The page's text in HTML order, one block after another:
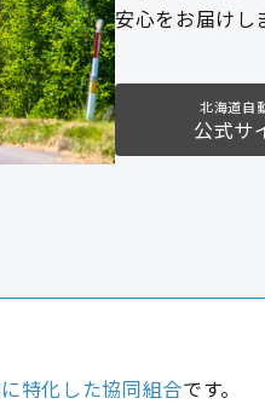
安心をお届けし
北海道自
公式サ
特化した協同組合です。